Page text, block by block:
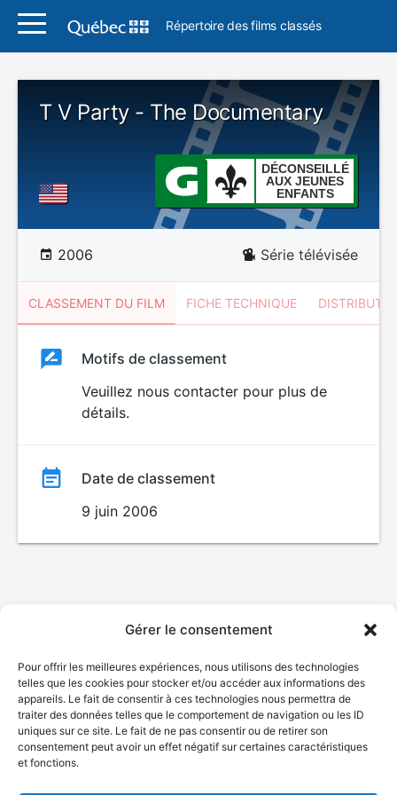
Gérer le consentement
Pour offrir les meilleures expériences, nous utilisons des technologies
telles que les cookies pour stocker et/ou accéder aux informations des
appareils. Le fait de consentir à ces technologies nous permettra de
traiter des données telles que le comportement de navigation ou les ID
uniques sur ce site. Le fait de ne pas consentir ou de retirer son
consentement peut avoir un effet négatif sur certaines caractéristiques
et fonctions.
Répertoire des films classés
T V Party - The Documentary
DÉCONSEILLÉ
AUX JEUNES
ENFANTS
2006 Série télévisée
CLASSEMENT DU FILM FICHE TECHNIQUE
ClassementClassement
DÉCONSEILLÉ
Motifs de classement
Veuillez nous contacter pour plus de
détails.
Date de classement
9 juin 2006